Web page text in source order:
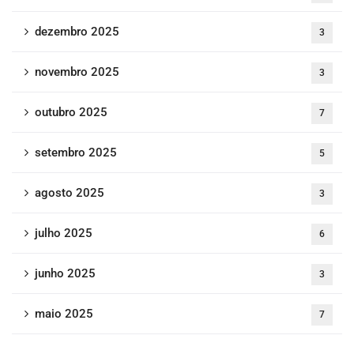
dezembro 2025 3
novembro 2025 3
outubro 2025 7
setembro 2025 5
agosto 2025 3
julho 2025 6
junho 2025 3
maio 2025 7